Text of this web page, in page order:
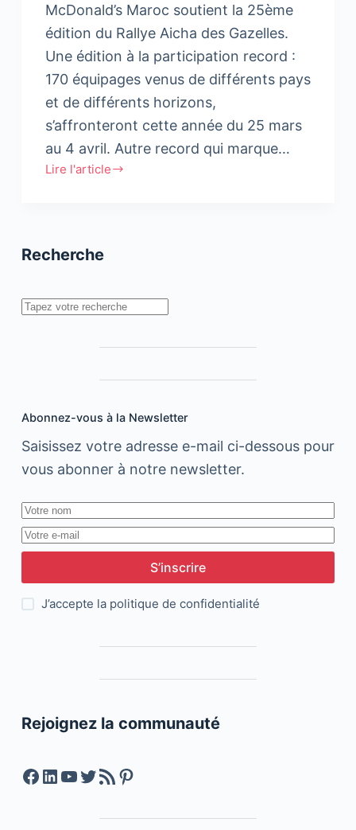
McDonald’s Maroc soutient la 25ème
édition du Rallye Aicha des Gazelles.
Une édition à la participation record :
170 équipages venus de différents pays
et de différents horizons,
s’affronteront cette année du 25 mars
au 4 avril. Autre record qui marque…
Lire l'article
McDonald’s
Rallye
Gazelles,
Recherche
Rechercher
Abonnez-vous à la Newsletter
Saisissez votre adresse e-mail ci-dessous pour
vous abonner à notre newsletter.
S’inscrire
J’accepte la politique de confidentialité
Rejoignez la communauté
Facebook
LinkedIn
YouTube
Twitter
Feed RSSPinterest